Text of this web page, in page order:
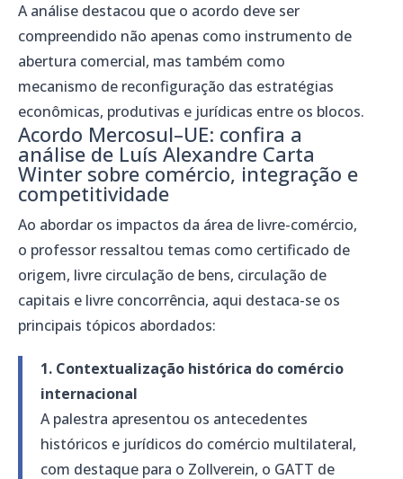
A análise destacou que o acordo deve ser
compreendido não apenas como instrumento de
abertura comercial, mas também como
mecanismo de reconfiguração das estratégias
econômicas, produtivas e jurídicas entre os blocos.
Acordo Mercosul–UE: confira a
análise de Luís Alexandre Carta
Winter sobre comércio, integração e
competitividade
Ao abordar os impactos da área de livre-comércio,
o professor ressaltou temas como certificado de
origem, livre circulação de bens, circulação de
capitais e livre concorrência, aqui destaca-se os
principais tópicos abordados:
1. Contextualização histórica do comércio
internacional
A palestra apresentou os antecedentes
históricos e jurídicos do comércio multilateral,
com destaque para o Zollverein, o GATT de